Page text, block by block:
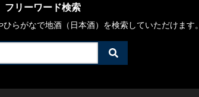
フリーワード検索
らがなで地酒（日本酒）を検索していただけます。
検
索